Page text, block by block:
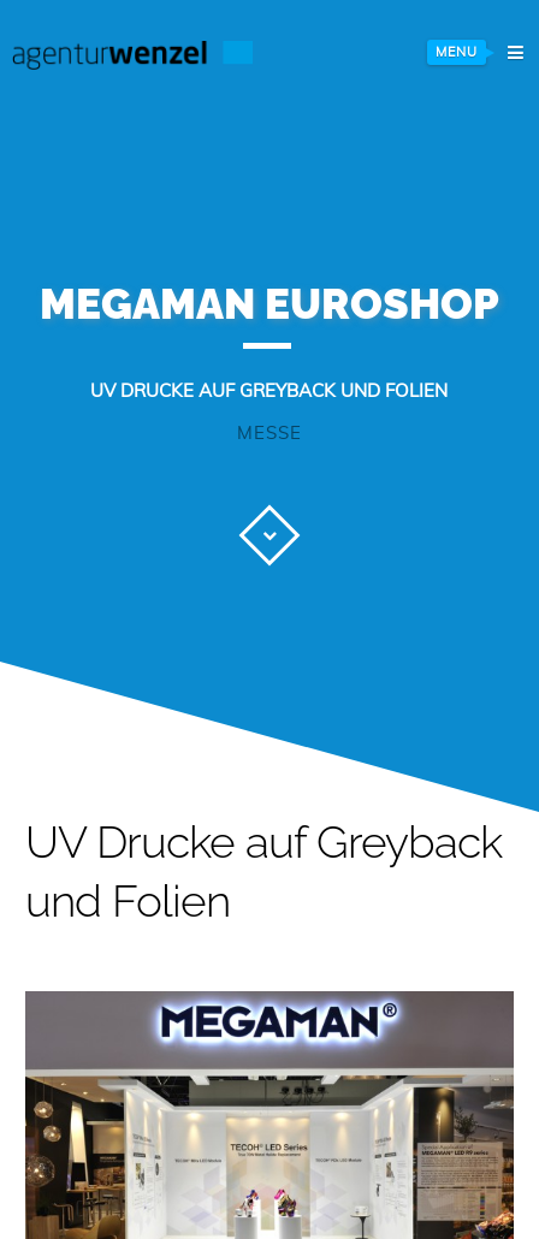
MENU
MEGAMAN EUROSHOP
UV DRUCKE AUF GREYBACK UND FOLIEN
MESSE
UV Drucke auf Greyback
und Folien